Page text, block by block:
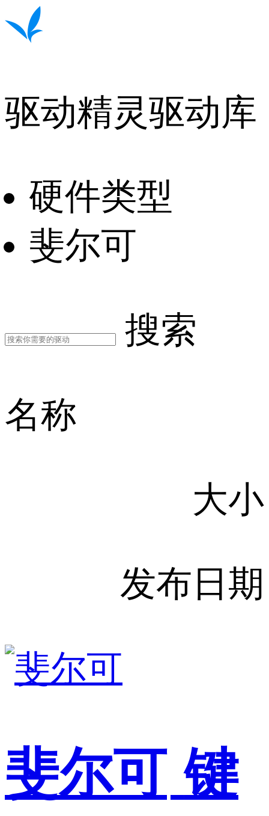
驱动精灵驱动库
硬件类型
斐尔可
搜索
名称
大小
发布日期
斐尔可 键